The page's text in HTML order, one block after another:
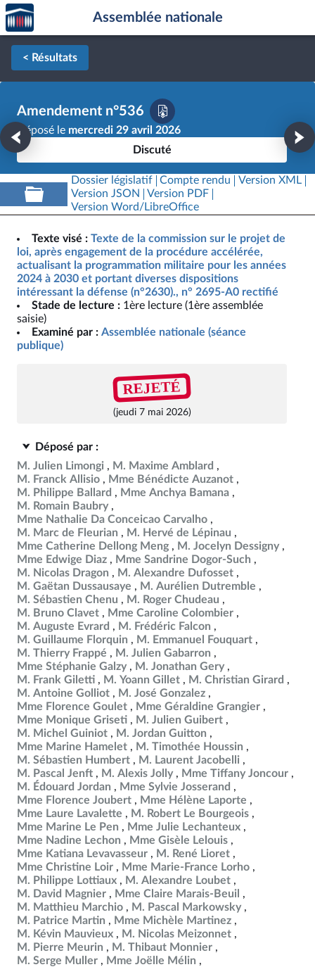
Aller au contenu
Aller en bas de la page
Accèder
à la
page
d'accueil
Assemblée nationale
< Résultats
Amendement n°536
Déposé le mercredi 29 avril 2026
Discuté
Dossier législatif Compte rendu
Version XML
Version JSON
Version PDF
Version Word/LibreOffice
Texte visé : Texte de la commission sur le projet de
loi, après engagement de la procédure accélérée,
actualisant la programmation militaire pour les années
2024 à 2030 et portant diverses dispositions
intéressant la défense (n°2630)., n° 2695-A0 rectifié
Stade de lecture : 1ère lecture (1ère assemblée
saisie)
Examiné par : Assemblée nationale (séance
publique)
REJETÉ
(jeudi 7 mai 2026)
Déposé par :
M. Julien Limongi
M. Maxime Amblard
M. Franck Allisio
Mme Bénédicte Auzanot
M. Philippe Ballard
Mme Anchya Bamana
M. Romain Baubry
Mme Nathalie Da Conceicao Carvalho
M. Marc de Fleurian
M. Hervé de Lépinau
Mme Catherine Dellong Meng
M. Jocelyn Dessigny
Mme Edwige Diaz
Mme Sandrine Dogor-Such
M. Nicolas Dragon
M. Alexandre Dufosset
M. Gaëtan Dussausaye
M. Aurélien Dutremble
M. Sébastien Chenu
M. Roger Chudeau
M. Bruno Clavet
Mme Caroline Colombier
M. Auguste Evrard
M. Frédéric Falcon
M. Guillaume Florquin
M. Emmanuel Fouquart
M. Thierry Frappé
M. Julien Gabarron
Mme Stéphanie Galzy
M. Jonathan Gery
M. Frank Giletti
M. Yoann Gillet
M. Christian Girard
M. Antoine Golliot
M. José Gonzalez
Mme Florence Goulet
Mme Géraldine Grangier
Mme Monique Griseti
M. Julien Guibert
M. Michel Guiniot
M. Jordan Guitton
Mme Marine Hamelet
M. Timothée Houssin
M. Sébastien Humbert
M. Laurent Jacobelli
M. Pascal Jenft
M. Alexis Jolly
Mme Tiffany Joncour
M. Édouard Jordan
Mme Sylvie Josserand
Mme Florence Joubert
Mme Hélène Laporte
Mme Laure Lavalette
M. Robert Le Bourgeois
Mme Marine Le Pen
Mme Julie Lechanteux
Mme Nadine Lechon
Mme Gisèle Lelouis
Mme Katiana Levavasseur
M. René Lioret
Mme Christine Loir
Mme Marie-France Lorho
M. Philippe Lottiaux
M. Alexandre Loubet
M. David Magnier
Mme Claire Marais-Beuil
M. Matthieu Marchio
M. Pascal Markowsky
M. Patrice Martin
Mme Michèle Martinez
M. Kévin Mauvieux
M. Nicolas Meizonnet
M. Pierre Meurin
M. Thibaut Monnier
M. Serge Muller
Mme Joëlle Mélin